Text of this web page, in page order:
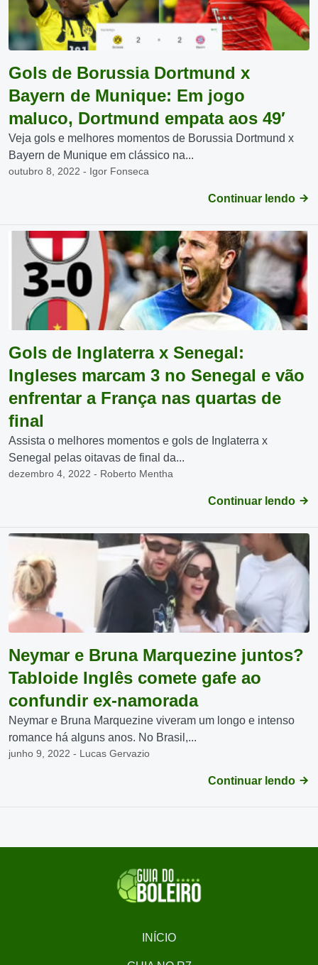
Gols de Borussia Dortmund x
Bayern de Munique: Em jogo
maluco, Dortmund empata aos 49′
Veja gols e melhores momentos de Borussia Dortmund x
Bayern de Munique em clássico na...
outubro 8, 2022 - Igor Fonseca
Continuar lendo
Gols de Inglaterra x Senegal:
Ingleses marcam 3 no Senegal e vão
enfrentar a França nas quartas de
final
Assista o melhores momentos e gols de Inglaterra x
Senegal pelas oitavas de final da...
dezembro 4, 2022 - Roberto Mentha
Continuar lendo
Neymar e Bruna Marquezine juntos?
Tabloide Inglês comete gafe ao
confundir ex-namorada
Neymar e Bruna Marquezine viveram um longo e intenso
romance há alguns anos. No Brasil,...
junho 9, 2022 - Lucas Gervazio
Continuar lendo
INÍCIO